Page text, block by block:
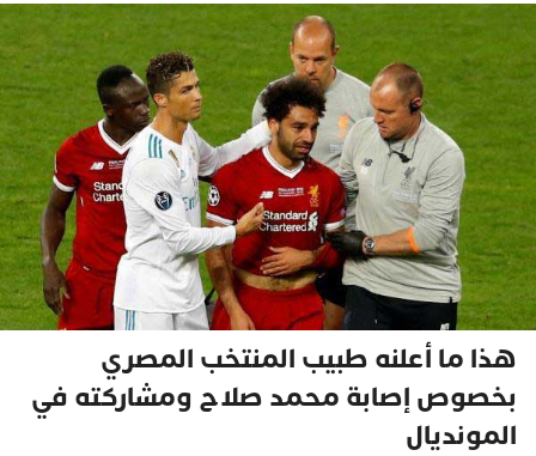
هذا ما أعلنه طبيب المنتخب المصري
بخصوص إصابة محمد صلاح ومشاركته في
المونديال